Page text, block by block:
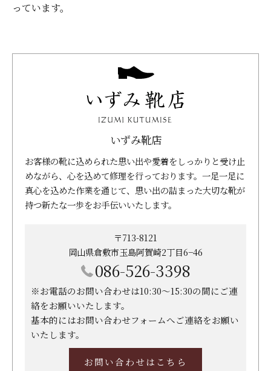
っています。
いずみ靴店
お客様の靴に込められた思い出や愛着をしっかりと受け止
めながら、心を込めて修理を行っております。一足一足に
真心を込めた作業を通じて、思い出の詰まった大切な靴が
持つ新たな一歩をお手伝いいたします。
〒713-8121
岡山県倉敷市玉島阿賀崎2丁目6−46
086-526-3398
※お電話のお問い合わせは10:30～15:30の間にご連
絡をお願いいたします。
基本的にはお問い合わせフォームへご連絡をお願い
いたします。
お問い合わせはこちら